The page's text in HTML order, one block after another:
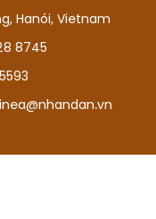
Hanói, Vietnam
8745